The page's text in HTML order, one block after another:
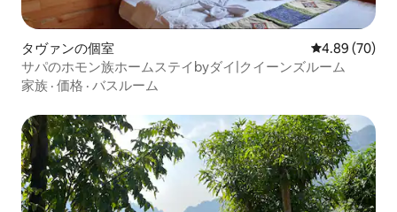
タヴァンの個室 レビュー70
4.89 (70)
サパのホモン族ホームステイbyダイ|クイーンズルーム
家族 · 価格 · バスルーム